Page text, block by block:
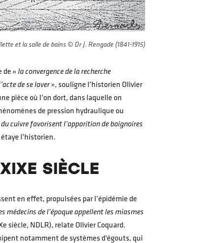
et la salle de bains © Dr J. Rengade (1841-1915)
de « la convergence de la recherche
de se laver», souligne l’historien Olivier
pièce où l’on dort, dans laquelle on
de pression hydraulique ou
cuivre favorisent l’apparition de baignoires
étaye l’historien.
SIÈCLE
en effet, propulsées par l’épidémie de
médecins de l’époque appellent les miasmes
siècle, NDLR), relate Olivier Coquard.
notamment de systèmes d'égouts, qui